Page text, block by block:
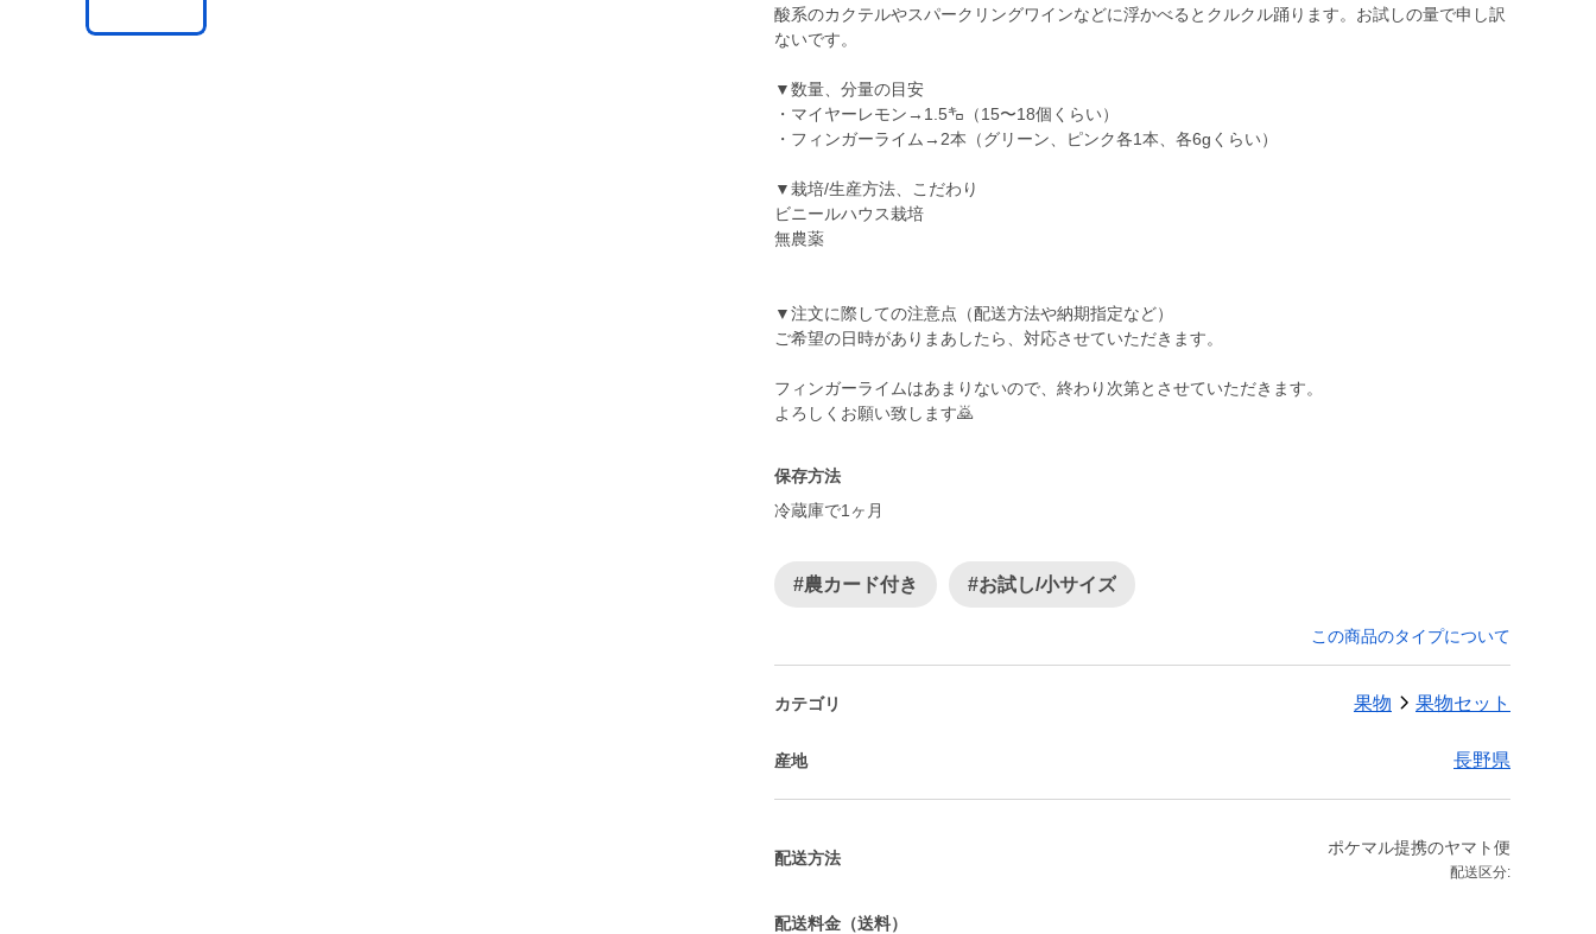
酸系のカクテルやスパークリングワインなどに浮かべるとクルクル踊ります。お試しの量で申し訳
ないです。
▼数量、分量の目安
・マイヤーレモン→1.5㌔（15〜18個くらい）
・フィンガーライム→2本（グリーン、ピンク各1本、各6gくらい）
▼栽培/生産方法、こだわり
ビニールハウス栽培
無農薬
▼注文に際しての注意点（配送方法や納期指定など）
ご希望の日時がありまあしたら、対応させていただきます。
フィンガーライムはあまりないので、終わり次第とさせていただきます。
よろしくお願い致します🙇
保存方法
冷蔵庫で1ヶ月
#農カード付き #お試し/小サイズ
この商品のタイプについて
カテゴリ 果物 果物セット
産地 長野県
配送方法
ポケマル提携のヤマト便
配送区分:
配送料金（送料）